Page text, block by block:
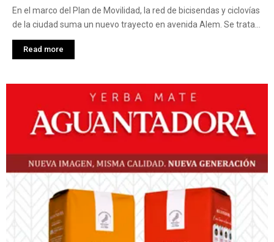
En el marco del Plan de Movilidad, la red de bicisendas y ciclovías
de la ciudad suma un nuevo trayecto en avenida Alem. Se trata...
Read more